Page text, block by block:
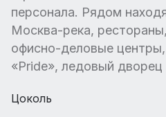
персонала. Рядом
Москва-река,
офисно-деловые
«Pride», ледовый дворец
Цоколь